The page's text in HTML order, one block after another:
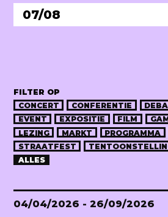
07/08
FILTER OP
CONCERT
CONFERENTIE
EVENT
EXPOSITIE FILM
LEZING
MARKT PROGRAMMA
STRAATFEST
ALLES
04/04/2026 - 26/09/2026